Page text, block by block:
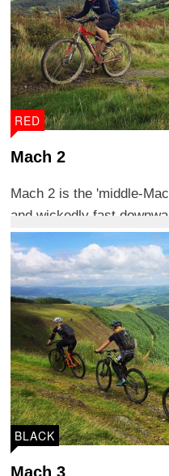
RED
Mach 2
Mach 2 is the 'middle-
and wickedly fast
BLACK
Mach 3